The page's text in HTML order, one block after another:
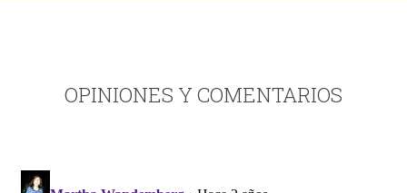
OPINIONES Y COMENTARIOS